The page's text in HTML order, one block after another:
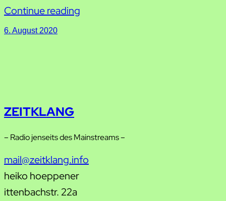
Continue reading
6. August 2020
ZEITKLANG
– Radio jenseits des Mainstreams –
mail@zeitklang.info
heiko hoeppener
ittenbachstr. 22a